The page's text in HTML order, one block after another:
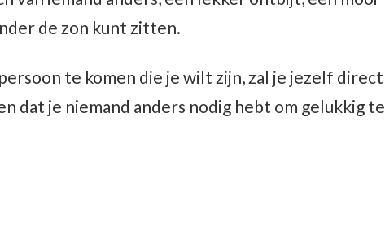
de zon kunt zitten.
te komen die je wilt zijn, zal je jezelf direct
dat je niemand anders nodig hebt om gelukkig te